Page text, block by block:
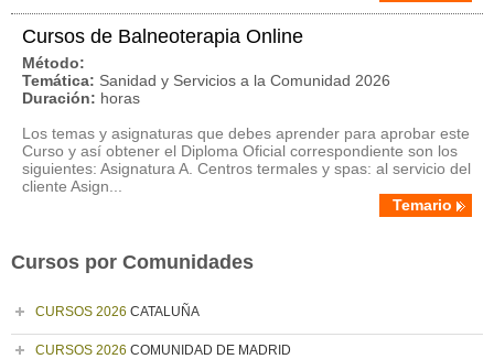
Cursos de Balneoterapia Online
Método:
Temática: Sanidad y Servicios a la Comunidad 2026
Duración: horas
Los temas y asignaturas que debes aprender para aprobar este
Curso y así obtener el Diploma Oficial correspondiente son los
siguientes: Asignatura A. Centros termales y spas: al servicio del
cliente Asign...
Temario
Cursos por Comunidades
CURSOS 2026 CATALUÑA
CURSOS 2026 COMUNIDAD DE MADRID